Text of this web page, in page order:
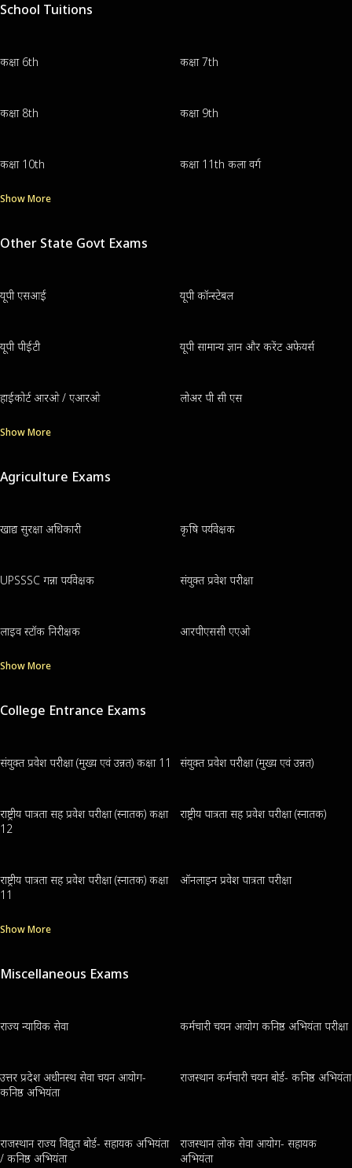
School Tuitions
कक्षा 6th कक्षा 7th
कक्षा 8th कक्षा 9th
कक्षा 10th कक्षा 11th कला वर्ग
Show More
Other State Govt Exams
यूपी एसआई यूपी कॉन्स्टेबल
यूपी पीईटी यूपी सामान्य ज्ञान और करेंट अफेयर्स
हाईकोर्ट आरओ / एआरओ लोअर पी सी एस
Show More
Agriculture Exams
खाद्य सुरक्षा अधिकारी कृषि पर्यवेक्षक
UPSSSC गन्ना पर्यवेक्षक संयुक्त प्रवेश परीक्षा
लाइव स्टॉक निरीक्षक आरपीएससी एएओ
Show More
College Entrance Exams
संयुक्त प्रवेश परीक्षा (मुख्य एवं उन्नत) कक्षा 11 संयुक्त प्रवेश परीक्षा (मुख्य एवं उन्नत)
राष्ट्रीय पात्रता सह प्रवेश परीक्षा (स्नातक) कक्षा
12
राष्ट्रीय पात्रता सह प्रवेश परीक्षा (स्नातक)
राष्ट्रीय पात्रता सह प्रवेश परीक्षा (स्नातक) कक्षा
11
ऑनलाइन प्रवेश पात्रता परीक्षा
Show More
Miscellaneous Exams
राज्य न्यायिक सेवा कर्मचारी चयन आयोग कनिष्ठ अभियंता परीक्षा
उत्तर प्रदेश अधीनस्थ सेवा चयन आयोग-
कनिष्ठ अभियंता
राजस्थान कर्मचारी चयन बोर्ड- कनिष्ठ अभियंता
राजस्थान राज्य विद्युत बोर्ड- सहायक अभियंता
/ कनिष्ठ अभियंता
राजस्थान लोक सेवा आयोग- सहायक
अभियंता